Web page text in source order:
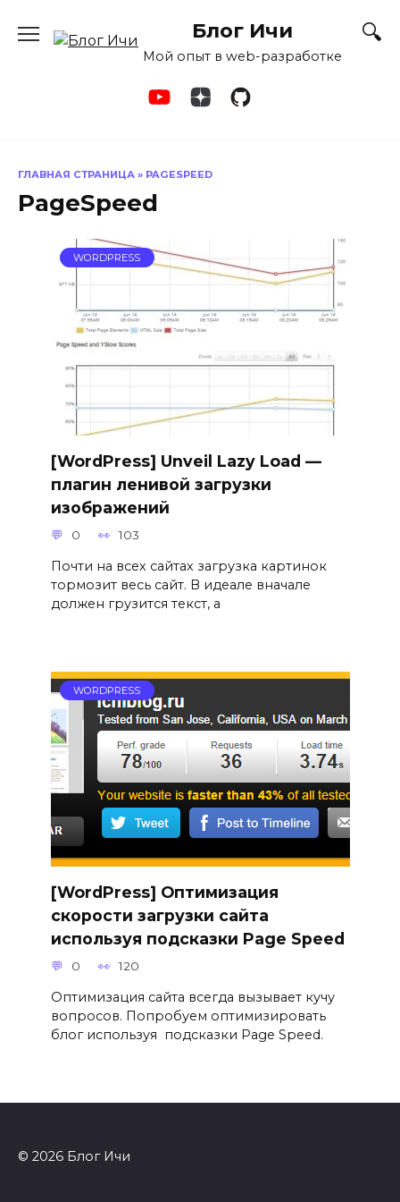
содержанию
Блог Ичи
Мой опыт в web-разработке
ГЛАВНАЯ СТРАНИЦА » PAGESPEED
PageSpeed
WORDPRESS
[WordPress] Unveil Lazy Load —
плагин ленивой загрузки
изображений
0 103
Почти на всех сайтах загрузка картинок
тормозит весь сайт. В идеале вначале
должен грузится текст, а
WORDPRESS
[WordPress] Оптимизация
скорости загрузки сайта
используя подсказки Page Speed
0 120
Оптимизация сайта всегда вызывает кучу
вопросов. Попробуем оптимизировать
блог используя подсказки Page Speed.
© 2026 Блог Ичи